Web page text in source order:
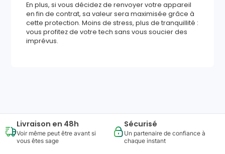
En plus, si vous décidez de renvoyer votre appareil
en fin de contrat, sa valeur sera maximisée grâce à
cette protection. Moins de stress, plus de tranquillité :
vous profitez de votre tech sans vous soucier des
imprévus.
Livraison en 48h
Voir même peut être avant si
vous êtes sage
Sécurisé
Un partenaire de confiance à
chaque instant